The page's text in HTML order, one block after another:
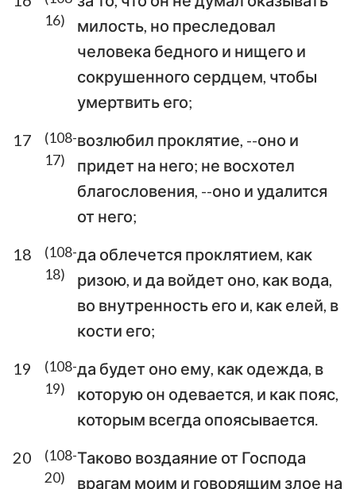
8
13
16 17 18 19 20
21
22
29
30 31 32 33 34 35
16)
милость, но преследовал
человека бедного и нищего и
сокрушенного сердцем, чтобы
умертвить его;
17
(108-
17)
возлюбил проклятие, --оно и
придет на него; не восхотел
благословения, --оно и удалится
от него;
18
(108-
18)
да облечется проклятием, как
ризою, и да войдет оно, как вода,
во внутренность его и, как елей, в
кости его;
19
(108-
19)
да будет оно ему, как одежда, в
которую он одевается, и как пояс,
которым всегда опоясывается.
20
(108-
20)
Таково воздаяние от Господа
врагам моим и говорящим злое на